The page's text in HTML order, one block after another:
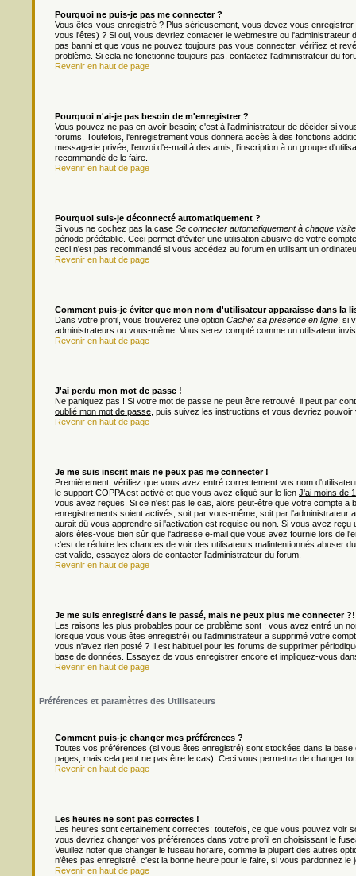
Pourquoi ne puis-je pas me connecter ?
Vous êtes-vous enregistré ? Plus sérieusement, vous devez vous
vous l'êtes) ? Si oui, vous devriez contacter le webmestre ou
pas banni et que vous ne pouvez toujours pas vous connecter, vérifiez et
problème. Si cela ne fonctionne toujours pas, contactez l'administrateur du
Revenir en haut de page
Pourquoi n'ai-je pas besoin de m'enregistrer ?
Vous pouvez ne pas en avoir besoin; c'est à l'administrateur de décider si
forums. Toutefois, l'enregistrement vous donnera accès à des fonctions
messagerie privée, l'envoi d'e-mail à des amis, l'inscription à un groupe
recommandé de le faire.
Revenir en haut de page
Pourquoi suis-je déconnecté automatiquement ?
Si vous ne cochez pas la case Se connecter automatiquement à chaque visite
période préétablie. Ceci permet d'éviter une utilisation abusive de votre
ceci n'est pas recommandé si vous accédez au forum en utilisant un
Revenir en haut de page
Comment puis-je éviter que mon nom d'utilisateur apparaisse dans la
Dans votre profil, vous trouverez une option Cacher sa présence en ligne; si
administrateurs ou vous-même. Vous serez compté comme un utilisateur
Revenir en haut de page
J'ai perdu mon mot de passe !
Ne paniquez pas ! Si votre mot de passe ne peut être retrouvé, il peut par
oublié mon mot de passe , puis suivez les instructions et vous devriez
Revenir en haut de page
Je me suis inscrit mais ne peux pas me connecter !
Premièrement, vérifiez que vous avez entré correctement vos nom
le support COPPA est activé et que vous avez cliqué sur le lien J'ai moins de
vous avez reçues. Si ce n'est pas le cas, alors peut-être que votre compte
enregistrements soient activés, soit par vous-même, soit par
aurait dû vous apprendre si l'activation est requise ou non. Si vous avez
alors êtes-vous bien sûr que l'adresse e-mail que vous avez fournie lors de
c'est de réduire les chances de voir des utilisateurs malintentionnés abuser
est valide, essayez alors de contacter l'administrateur du forum.
Revenir en haut de page
Je me suis enregistré dans le passé, mais ne peux plus me connecter ?!
Les raisons les plus probables pour ce problème sont : vous avez entré un
lorsque vous vous êtes enregistré) ou l'administrateur a supprimé votre
vous n'avez rien posté ? Il est habituel pour les forums de supprimer
base de données. Essayez de vous enregistrer encore et impliquez-vous
Revenir en haut de page
Préférences et paramètres des Utilisateurs
Comment puis-je changer mes préférences ?
Toutes vos préférences (si vous êtes enregistré) sont stockées dans la
pages, mais cela peut ne pas être le cas). Ceci vous permettra de changer
Revenir en haut de page
Les heures ne sont pas correctes !
Les heures sont certainement correctes; toutefois, ce que vous pouvez voir
vous devriez changer vos préférences dans votre profil en choisissant le
Veuillez noter que changer le fuseau horaire, comme la plupart des autres
n'êtes pas enregistré, c'est la bonne heure pour le faire, si vous pardonnez le
Revenir en haut de page